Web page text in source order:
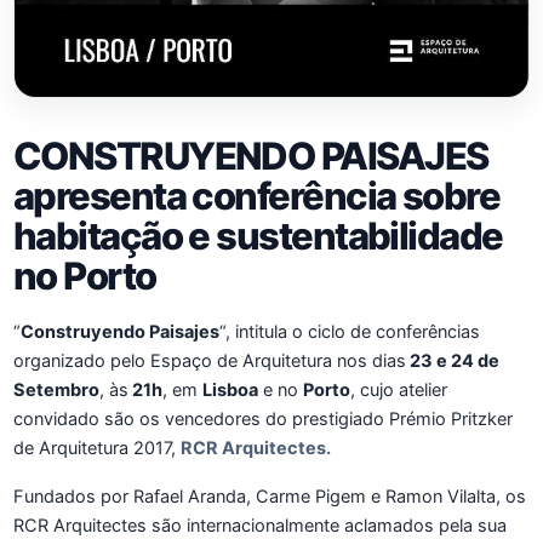
CONSTRUYENDO PAISAJES
apresenta conferência sobre
habitação e sustentabilidade
no Porto
“Construyendo Paisajes“, intitula o ciclo de conferências
organizado pelo Espaço de Arquitetura nos dias 23 e 24 de
Setembro, às 21h, em Lisboa e no Porto, cujo atelier
convidado são os vencedores do prestigiado Prémio Pritzker
de Arquitetura 2017, RCR Arquitectes.
Fundados por Rafael Aranda, Carme Pigem e Ramon Vilalta, os
RCR Arquitectes são internacionalmente aclamados pela sua